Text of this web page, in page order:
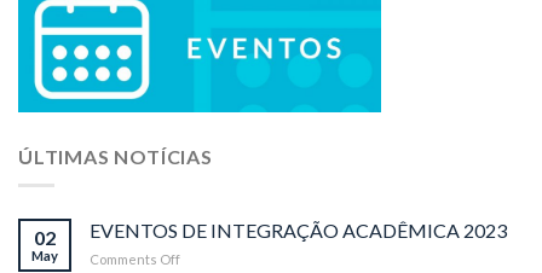
ÚLTIMAS NOTÍCIAS
02
May
EVENTOS DE INTEGRAÇÃO ACADÊMICA 2023
Comments Off